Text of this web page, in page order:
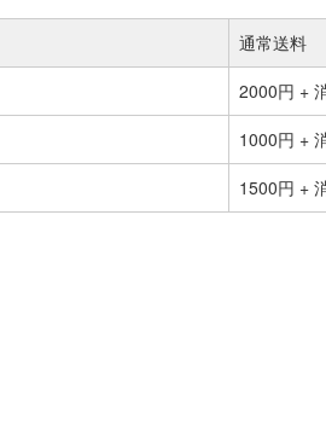
通常送料
2000円 +
1000円 +
1500円 +